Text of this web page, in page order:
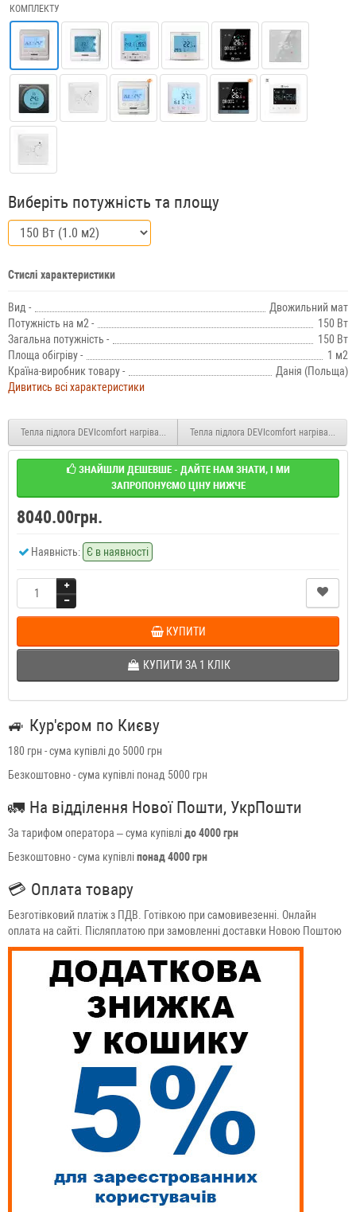
КОМПЛЕКТУ
Виберіть потужність та площу
Стислі характеристики
Вид -
Двожильний мат
Потужність на м2 -
150 Вт
Загальна потужність -
150 Вт
Площа обігріву -
1 м2
Країна-виробник товару -
Данія (Польща)
Дивитись всі характеристики
Тепла підлога DEVIcomfort нагрівальний мат під плитку 150T (DTIR-150) 0.5 м2 75
Тепла підлога DEVIcomfort
ЗНАЙШЛИ ДЕШЕВШЕ - ДАЙТЕ НАМ ЗНАТИ, І МИ
ЗАПРОПОНУЄМО ЦІНУ НИЖЧЕ
8040.00грн.
Наявність: Є в наявності
КУПИТИ
КУПИТИ ЗА 1 КЛIК
🚙 Кур'єром по Києву
180 грн - сума купівлі до 5000 грн
Безкоштовно - сума купівлі понад 5000 грн
🚛 На відділення Нової Пошти, УкрПошти
За тарифом оператора – сума купівлідо 4000 грн
Безкоштовно - сума купівліпонад 4000 грн
💳 Оплата товару
Безготівковий платіж з ПДВ. Готівкою при самовивезенні. Онлайн
оплата на сайті. Післяплатою при замовленні доставки Новою Поштою